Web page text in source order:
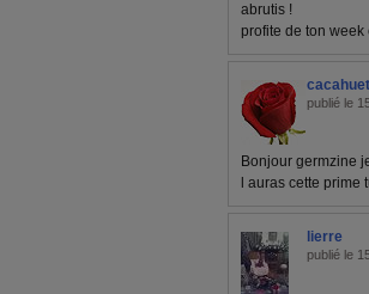
abrutis !
profite de ton week
publié le
Bonjour germzine
l auras cette
lierre
publié le